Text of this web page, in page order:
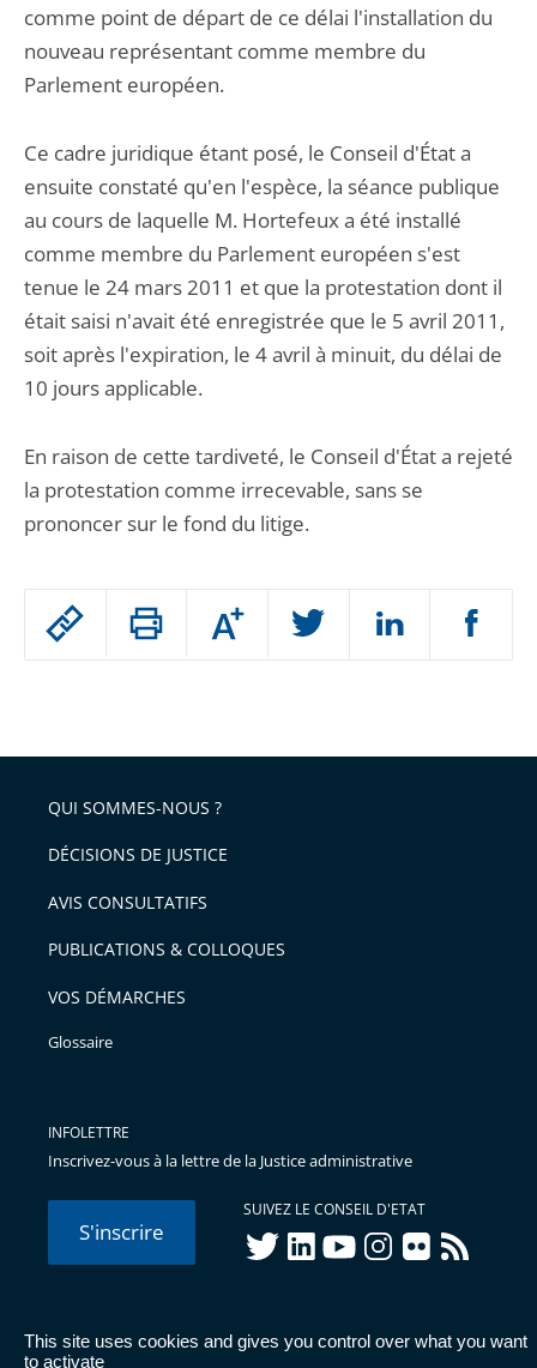
This site uses cookies and gives you control over what you want
to activate
Passer
arriver
après
Augmenter
ou
l'article
pour
avant
comme point de départ de ce délai l'installation du
nouveau représentant comme membre du
Parlement européen.
Ce cadre juridique étant posé, le Conseil d'État a
ensuite constaté qu'en l'espèce, la séance publique
au cours de laquelle M. Hortefeux a été installé
comme membre du Parlement européen s'est
tenue le 24 mars 2011 et que la protestation dont il
était saisi n'avait été enregistrée que le 5 avril 2011,
soit après l'expiration, le 4 avril à minuit, du délai de
10 jours applicable.
En raison de cette tardiveté, le Conseil d'État a rejeté
la protestation comme irrecevable, sans se
prononcer sur le fond du litige.
QUI SOMMES-NOUS ?
DÉCISIONS DE JUSTICE
AVIS CONSULTATIFS
PUBLICATIONS & COLLOQUES
VOS DÉMARCHES
Glossaire
INFOLETTRE
Inscrivez-vous à la lettre de la Justice administrative
S'inscrire
SUIVEZ LE CONSEIL D'ETAT
twitterlinkedInyoutubeinstagram
flickr rss
© Conseil d'État 2026 - Mentions légales
Données